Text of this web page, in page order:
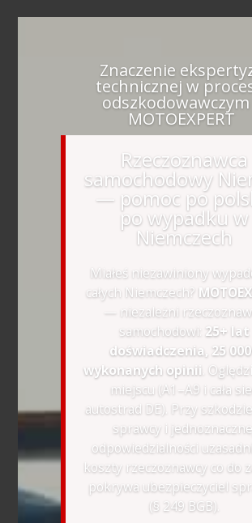
Znaczenie
technicznej w
odszkodowawczym
MOTOEXPERT
Rzeczoznawca
samochodowy
— pomoc po
po wypadku w
Niemczech
Miałeś niezawiniony
całych Niemczech?
— niezależni
samochodowi: 25+ lat
doświadczenia, 25
wykonanych opinii .
miejscu (A1–A9 i cała
autostrad DE). Przy
sprawcy i jednoznacznej
odpowiedzialności
koszty rzeczoznawcy co do
pokrywa ubezpieczyciel
(§ 249 BGB).